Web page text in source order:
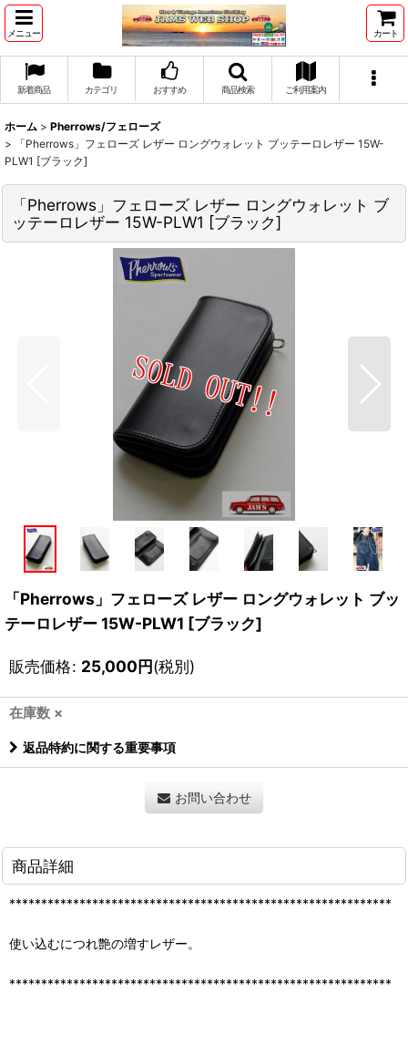
メニュー カート
新着商品 カテゴリ おすすめ 商品検索 ご利用案内
ホーム > Pherrows/フェローズ
>
「Pherrows」フェローズ レザー ロングウォレット ブッテーロレザー 15W-
PLW1 [ブラック]
「Pherrows」フェローズ レザー ロングウォレット ブ
ッテーロレザー 15W-PLW1 [ブラック]
「Pherrows」フェローズ レザー ロングウォレット ブッ
テーロレザー 15W-PLW1 [ブラック]
販売価格: 25,000円(税別)
在庫数 ×
返品特約に関する重要事項
お問い合わせ
商品詳細
************************************************************
使い込むにつれ艶の増すレザー。
************************************************************